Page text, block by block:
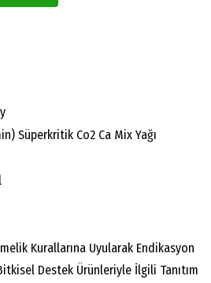
Süperkritik Co2 Ca Mix Yağı
Kurallarına Uyularak Endikasyon
Destek Ürünleriyle İlgili Tanıtım